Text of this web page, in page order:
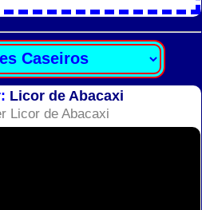
Licor de Abacaxi
Licor de Abacaxi